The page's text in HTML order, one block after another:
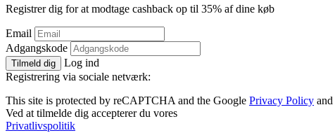
Registrer dig for at modtage cashback op til 35% af dine køb
Email
Adgangskode
Tilmeld dig
Log ind
Registrering via sociale netværk:
This site is protected by reCAPTCHA and the Google Privacy Policy and
Ved at tilmelde dig accepterer du vores
Privatlivspolitik